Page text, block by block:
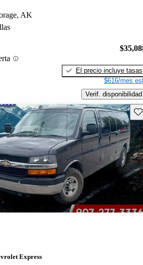
AK
El precio incluye tasas
$616/mes
Verif. disponibilidad
Express